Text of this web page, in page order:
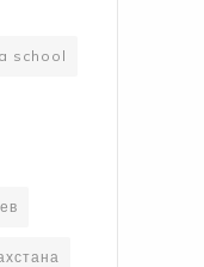
school